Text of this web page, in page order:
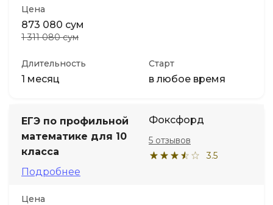
Цена
873 080 сум
1 311 080 сум
Длительность
1 месяц
Старт
в любое время
ЕГЭ по профильной
математике для 10
класса
Подробнее
Фоксфорд
3.5
5 отзывов
Цена
Детям
Акции и промокоды